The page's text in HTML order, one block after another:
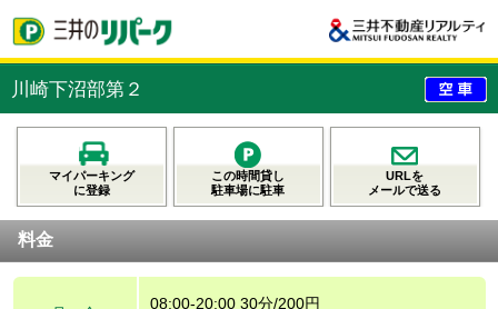
川崎下沼部第２
マイパーキング
に登録
この時間貸し
駐車場に駐車
URLを
メールで送る
料金
08:00-20:00 30分/200円